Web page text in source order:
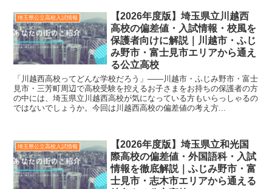
埼玉県公立高校入試情報
【2026年度版】埼玉県立川越西
高校の偏差値・入試情報・校風を
保護者向けに解説｜川越市・ふじ
み野市・富士見市エリアから通え
る公立高校
「川越西高校ってどんな学校だろう」——川越市・ふじみ野市・富士
見市・三芳町周辺で高校受験を控えるお子さまをお持ちの保護者の方
の中には、埼玉県立川越西高校が気になっている方もいらっしゃるの
ではないでしょうか。今回は川越西高校の偏差値の考え方...
埼玉県公立高校入試情報
【2026年度版】埼玉県立和光国
際高校の偏差値・外国語科・入試
情報を徹底解説｜ふじみ野市・富
士見市・志木市エリアから通える